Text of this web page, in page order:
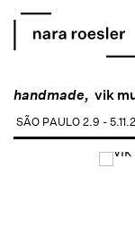
SÃO PAULO2.9 -
vik
handmade,
Open a larger